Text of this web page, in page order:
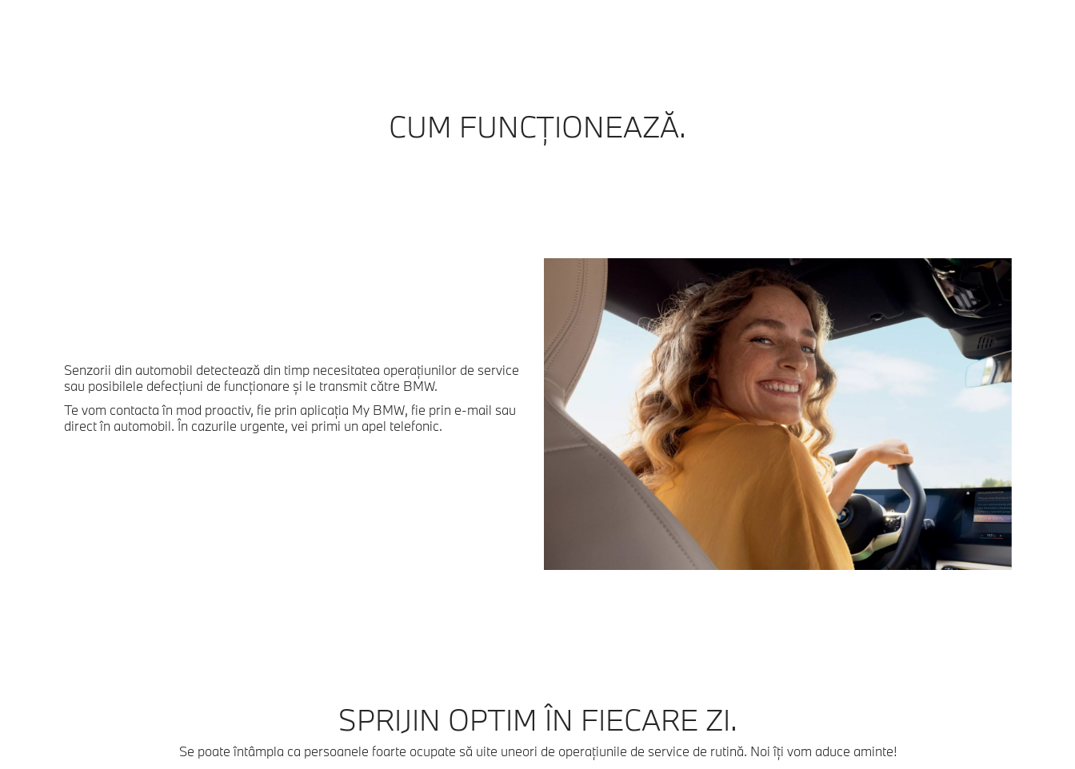
CUM FUNCŢIONEAZĂ.
Senzorii din automobil detectează din timp necesitatea operaţiunilor de service
sau posibilele defecţiuni de funcţionare şi le transmit către BMW.
Te vom contacta în mod proactiv, fie prin aplicaţia My BMW, fie prin e-mail sau
direct în automobil. În cazurile urgente, vei primi un apel telefonic.
SPRIJIN OPTIM ÎN FIECARE ZI.
Se poate întâmpla ca persoanele foarte ocupate să uite uneori de operaţiunile de service de rutină. Noi îţi vom aduce aminte!